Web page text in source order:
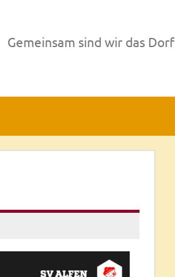
Gemeinsam sind wir das Dorf